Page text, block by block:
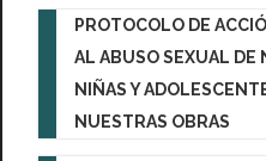
PROTOCOLO DE
AL ABUSO SEXUAL DE
NIÑAS Y
NUESTRAS OBRAS